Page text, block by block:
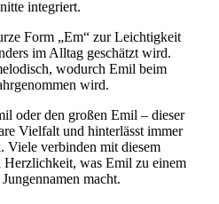
integriert.
Form „Em“ zur Leichtigkeit
im Alltag geschätzt wird.
wodurch Emil beim
wird.
oder den großen Emil – dieser
Vielfalt und hinterlässt immer
Viele verbinden mit diesem
was Emil zu einem
macht.